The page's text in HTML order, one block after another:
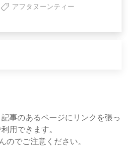
アフタヌーンティー
事のあるページにリンクを張っ
用できます。
のでご注意ください。